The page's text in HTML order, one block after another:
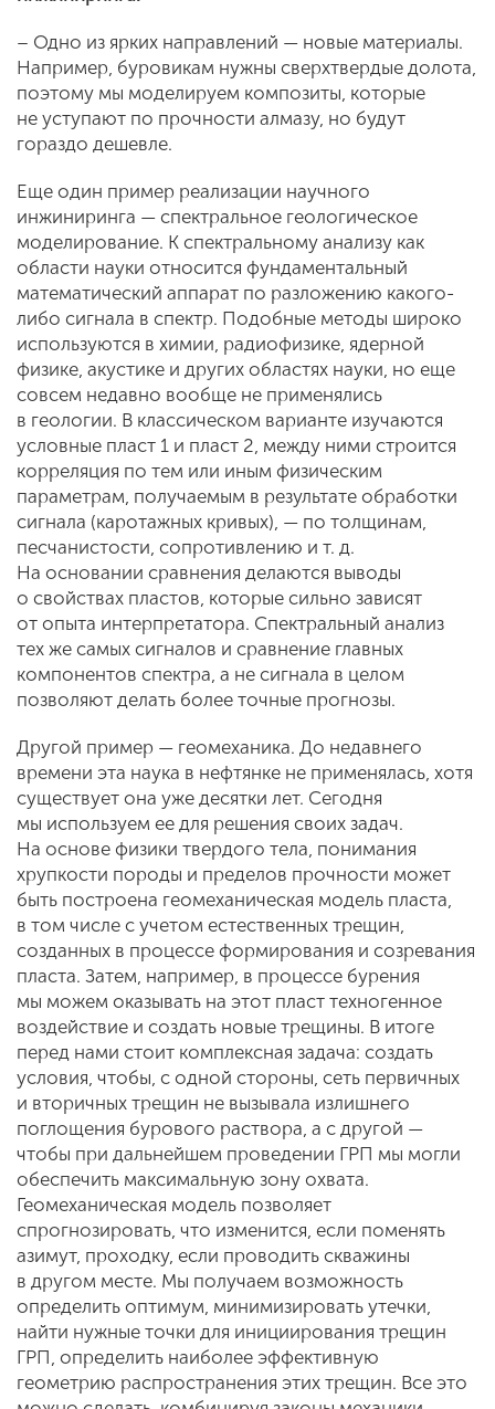
– Одно из ярких направлений — новые материалы.
Например, буровикам нужны сверхтвердые долота,
поэтому мы моделируем композиты, которые
не уступают по прочности алмазу, но будут
гораздо дешевле.
Еще один пример реализации научного
инжиниринга — спектральное геологическое
моделирование. К спектральному анализу как
области науки относится фундаментальный
математический аппарат по разложению какого-
либо сигнала в спектр. Подобные методы широко
используются в химии, радиофизике, ядерной
физике, акустике и других областях науки, но еще
совсем недавно вообще не применялись
в геологии. В классическом варианте изучаются
условные пласт 1 и пласт 2, между ними строится
корреляция по тем или иным физическим
параметрам, получаемым в результате обработки
сигнала (каротажных кривых), — по толщинам,
песчанистости, сопротивлению и т. д.
На основании сравнения делаются выводы
о свойствах пластов, которые сильно зависят
от опыта интерпретатора. Спектральный анализ
тех же самых сигналов и сравнение главных
компонентов спектра, а не сигнала в целом
позволяют делать более точные прогнозы.
Другой пример — геомеханика. До недавнего
времени эта наука в нефтянке не применялась, хотя
существует она уже десятки лет. Сегодня
мы используем ее для решения своих задач.
На основе физики твердого тела, понимания
хрупкости породы и пределов прочности может
быть построена геомеханическая модель пласта,
в том числе с учетом естественных трещин,
созданных в процессе формирования и созревания
пласта. Затем, например, в процессе бурения
мы можем оказывать на этот пласт техногенное
воздействие и создать новые трещины. В итоге
перед нами стоит комплексная задача: создать
условия, чтобы, с одной стороны, сеть первичных
и вторичных трещин не вызывала излишнего
поглощения бурового раствора, а с другой —
чтобы при дальнейшем проведении ГРП мы могли
обеспечить максимальную зону охвата.
Геомеханическая модель позволяет
спрогнозировать, что изменится, если поменять
азимут, проходку, если проводить скважины
в другом месте. Мы получаем возможность
определить оптимум, минимизировать утечки,
найти нужные точки для инициирования трещин
ГРП, определить наиболее эффективную
геометрию распространения этих трещин. Все это